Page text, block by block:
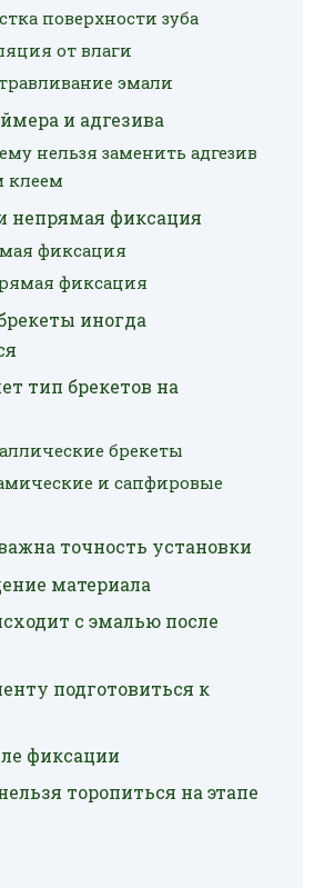
поверхности зуба
от влаги
эмали
и адгезива
нельзя заменить адгезив
непрямая фиксация
фиксация
фиксация
иногда
тип брекетов на
брекеты
и сапфировые
точность установки
материала
с эмалью после
подготовиться к
фиксации
торопиться на этапе